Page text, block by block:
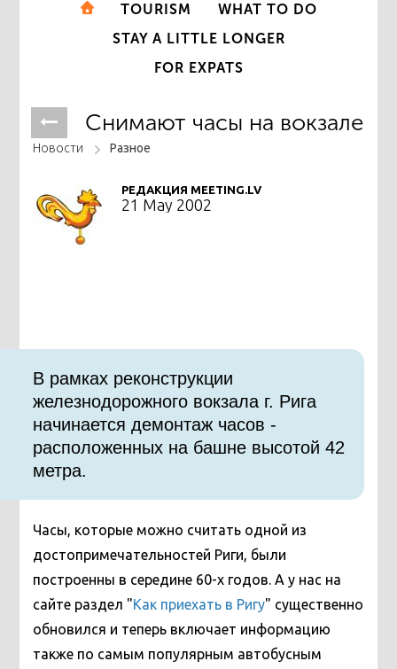
TOURISM
WHAT TO DO
STAY A LITTLE LONGER
FOR EXPATS
Снимают часы на вокзале
Новости Разное
РЕДАКЦИЯ MEETING.LV
21 May 2002
В рамках реконструкции
железнодорожного вокзала г. Рига
начинается демонтаж часов -
расположенных на башне высотой 42
метра.
Часы, которые можно считать одной из
достопримечательностей Риги, были
построенны в середине 60-х годов. А у нас на
сайте раздел "Как приехать в Ригу" существенно
обновился и теперь включает информацию
также по самым популярным автобусным